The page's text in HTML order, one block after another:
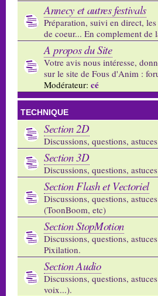
Annecy et autres festivals
Préparation, suivi en direct,
de coeur... En complement de
A propos du Site
Votre avis nous intéresse,
sur le site de Fous d'Anim :
Modérateur: cé
TECHNIQUE
Section 2D
Discussions, questions,
Section 3D
Discussions, questions,
Section Flash et Vectoriel
Discussions, questions,
(ToonBoom, etc)
Section StopMotion
Discussions, questions,
Pixilation.
Section Audio
Discussions, questions,
voix...).